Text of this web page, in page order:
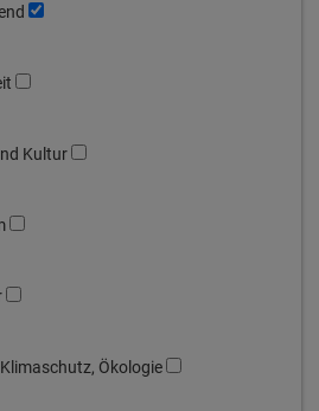
Kultur
Ökologie